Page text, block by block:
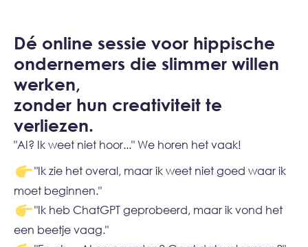
Dé online sessie voor hippische
ondernemers die slimmer willen
werken,
zonder hun creativiteit te
verliezen.
"AI? Ik weet niet hoor..." We horen het vaak!
"Ik zie het overal, maar ik weet niet goed waar ik
moet beginnen."
"Ik heb ChatGPT geprobeerd, maar ik vond het
een beetje vaag."